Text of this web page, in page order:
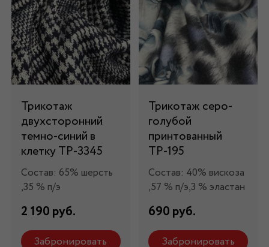
Трикотаж
двухсторонний
темно-синий в
клетку ТР-3345
Состав: 65% шерсть
,35 % п/э
2 190 руб.
Забронировать
Трикотаж серо-
голубой
принтованный
ТР-195
Состав: 40% вискоза
,57 % п/э,3 % эластан
690 руб.
Забронировать